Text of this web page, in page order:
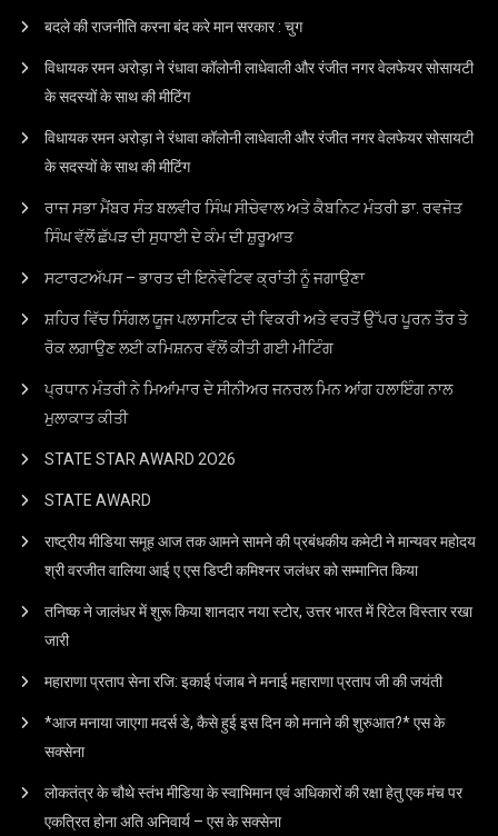
बदले की राजनीति करना बंद करे मान सरकार : चुग
विधायक रमन अरोड़ा ने रंधावा कॉलोनी लाधेवाली और रंजीत नगर वेलफेयर सोसायटी
के सदस्यों के साथ की मीटिंग
विधायक रमन अरोड़ा ने रंधावा कॉलोनी लाधेवाली और रंजीत नगर वेलफेयर सोसायटी
के सदस्यों के साथ की मीटिंग
ਰਾਜ ਸਭਾ ਮੈਂਬਰ ਸੰਤ ਬਲਵੀਰ ਸਿੰਘ ਸੀਚੇਵਾਲ ਅਤੇ ਕੈਬਨਿਟ ਮੰਤਰੀ ਡਾ. ਰਵਜੋਤ
ਸਿੰਘ ਵੱਲੋਂ ਛੱਪੜ ਦੀ ਸੁਧਾਈ ਦੇ ਕੰਮ ਦੀ ਸ਼ੁਰੂਆਤ
ਸਟਾਰਟਅੱਪਸ – ਭਾਰਤ ਦੀ ਇਨੋਵੇਟਿਵ ਕ੍ਰਾਂਤੀ ਨੂੰ ਜਗਾਉਣਾ
ਸ਼ਹਿਰ ਵਿੱਚ ਸਿੰਗਲ ਯੂਜ ਪਲਾਸਟਿਕ ਦੀ ਵਿਕਰੀ ਅਤੇ ਵਰਤੋਂ ਉੱਪਰ ਪੂਰਨ ਤੌਰ ਤੇ
ਰੋਕ ਲਗਾਉਣ ਲਈ ਕਮਿਸ਼ਨਰ ਵੱਲੋਂ ਕੀਤੀ ਗਈ ਮੀਟਿੰਗ
ਪ੍ਰਧਾਨ ਮੰਤਰੀ ਨੇ ਮਿਆਂਮਾਰ ਦੇ ਸੀਨੀਅਰ ਜਨਰਲ ਮਿਨ ਆਂਗ ਹਲਾਇੰਗ ਨਾਲ
ਮੁਲਾਕਾਤ ਕੀਤੀ
STATE STAR AWARD 2O26
STATE AWARD
राष्ट्रीय मीडिया समूह आज तक आमने सामने की प्रबंधकीय कमेटी ने मान्यवर महोदय
श्री वरजीत वालिया आई ए एस डिप्टी कमिश्नर जलंधर को सम्मानित किया
तनिष्क ने जालंधर में शुरू किया शानदार नया स्टोर, उत्तर भारत में रिटेल विस्तार रखा
जारी
महाराणा प्रताप सेना रजि: इकाई पंजाब ने मनाई महाराणा प्रताप जी की जयंती
*आज मनाया जाएगा मदर्स डे, कैसे हुई इस दिन को मनाने की शुरुआत?* एस के
सक्सेना
लोकतंत्र के चौथे स्तंभ मीडिया के स्वाभिमान एवं अधिकारों की रक्षा हेतु एक मंच पर
एकत्रित होना अति अनिवार्य – एस के सक्सेना